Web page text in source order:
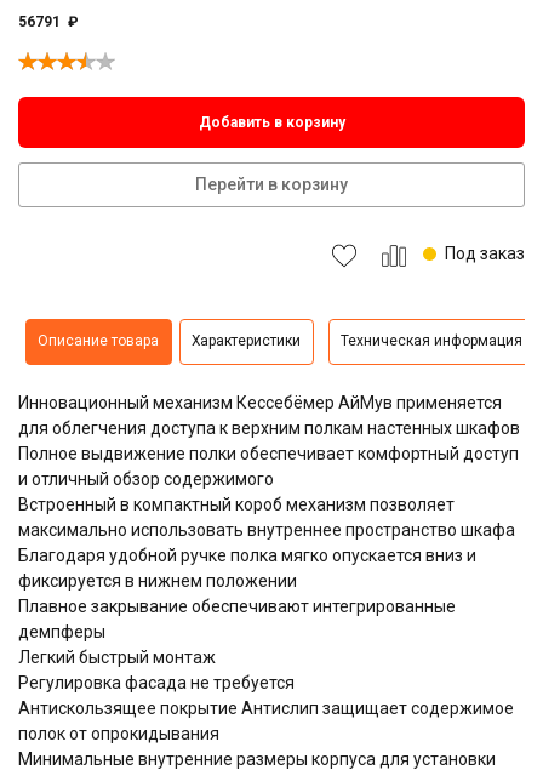
56791 ₽
Добавить в корзину
Перейти в корзину
Под заказ
Описание товара Характеристики Техническая информация
Инновационный механизм Кессебёмер АйМув применяется
для облегчения доступа к верхним полкам настенных шкафов
Полное выдвижение полки обеспечивает комфортный доступ
и отличный обзор содержимого
Встроенный в компактный короб механизм позволяет
максимально использовать внутреннее пространство шкафа
Благодаря удобной ручке полка мягко опускается вниз и
фиксируется в нижнем положении
Плавное закрывание обеспечивают интегрированные
демпферы
Легкий быстрый монтаж
Регулировка фасада не требуется
Антискользящее покрытие Антислип защищает содержимое
полок от опрокидывания
Минимальные внутренние размеры корпуса для установки